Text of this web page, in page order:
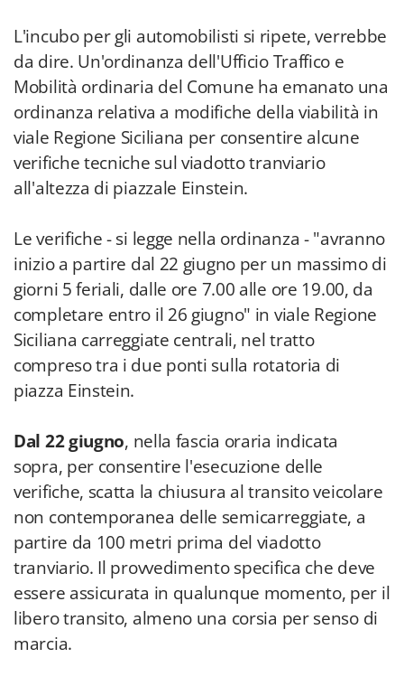
L'incubo per gli automobilisti si ripete, verrebbe
da dire. Un'ordinanza dell'Ufficio Traffico e
Mobilità ordinaria del Comune ha emanato una
ordinanza relativa a modifiche della viabilità in
viale Regione Siciliana per consentire alcune
verifiche tecniche sul viadotto tranviario
all'altezza di piazzale Einstein.
Le verifiche - si legge nella ordinanza - "avranno
inizio a partire dal 22 giugno per un massimo di
giorni 5 feriali, dalle ore 7.00 alle ore 19.00, da
completare entro il 26 giugno" in viale Regione
Siciliana carreggiate centrali, nel tratto
compreso tra i due ponti sulla rotatoria di
piazza Einstein.
Dal 22 giugno, nella fascia oraria indicata
sopra, per consentire l'esecuzione delle
verifiche, scatta la chiusura al transito veicolare
non contemporanea delle semicarreggiate, a
partire da 100 metri prima del viadotto
tranviario. Il provvedimento specifica che deve
essere assicurata in qualunque momento, per il
libero transito, almeno una corsia per senso di
marcia.